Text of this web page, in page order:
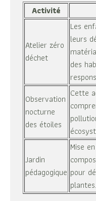
Activité
Atelier zéro
déchet
Les
leurs
des
Observation
nocturne
des étoiles
Cette
Jardin
pédagogique
Mise
pour
plantes.